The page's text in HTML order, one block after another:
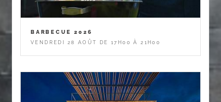
BARBECUE 2026
VENDREDI 28 AOÛT DE 17H00 À 21H00